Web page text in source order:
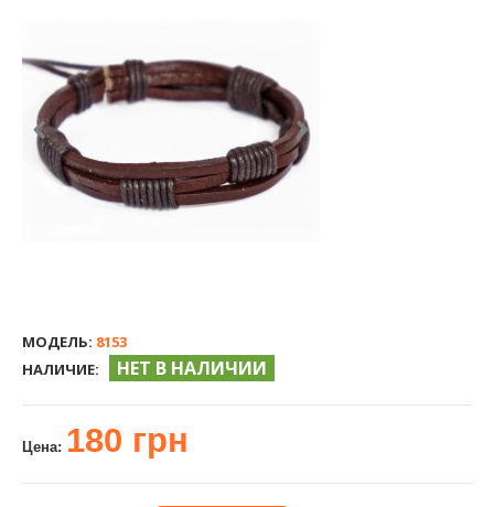
МОДЕЛЬ: 8153
НАЛИЧИЕ:
НЕТ В НАЛИЧИИ
Цена: 180 грн